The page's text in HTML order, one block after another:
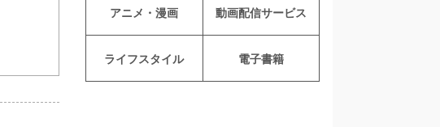
アニメ・漫画 動画配信サービス
ライフスタイル 電子書籍